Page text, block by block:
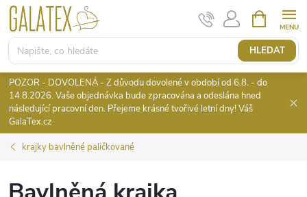
Přejít
obsah
HLEDAT
NÁKUPNÍ
KOŠÍK
POZOR - DOVOLENÁ - Z důvodu dovolené v období od 6.8. - do
14.8.2026. Vaše objednávka bude zpracována a odeslána hned
následující pracovní den. Přejeme krásné tvořivé letní dny! Váš
GalaTex.cz
krajky bavlněné paličkované